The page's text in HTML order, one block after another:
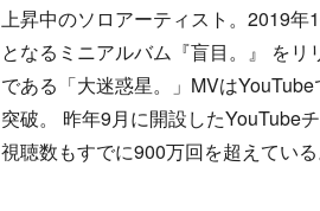
上昇中のソロアーティスト。2019年
となるミニアルバム『盲目。』 をリ
である「大迷惑星。」MVは
突破。 昨年9月に開設したYouTube
視聴数もすでに900万回を超えている